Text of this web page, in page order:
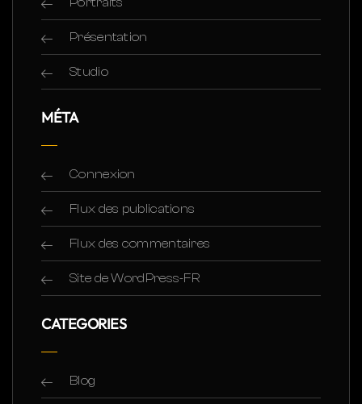
Présentation
Studio
MÉTA
Connexion
Flux des publications
Flux des commentaires
Site de WordPress-FR
CATEGORIES
Blog